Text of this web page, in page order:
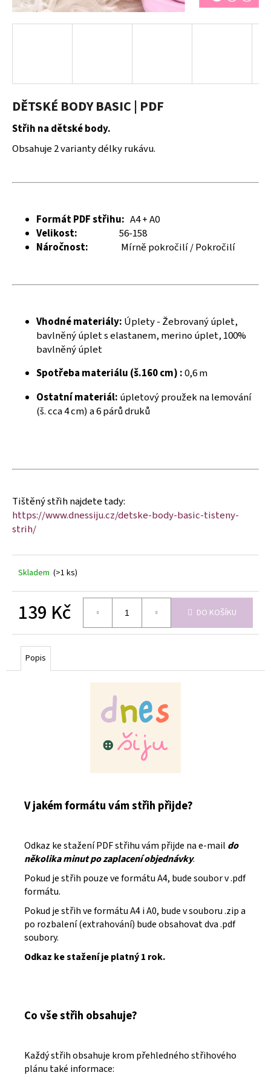
DĚTSKÉ BODY BASIC | PDF
Střih na dětské body.
Obsahuje 2 varianty délky rukávu.
Formát PDF střihu: A4 + A0
Velikost: 56-158
Náročnost: Mírně pokročilí / Pokročilí
Vhodné materiály: Úplety - Žebrovaný úplet,
bavlněný úplet s elastanem, merino úplet, 100%
bavlněný úplet
Spotřeba materiálu (š.160 cm) :0,6 m
Ostatní materiál: úpletový proužek na lemování
(š. cca 4 cm) a 6 párů druků
Tištěný střih najdete tady:
https://www.dnessiju.cz/detske-body-basic-tisteny-
strih/
Skladem (>1 ks)
139 Kč DO KOŠÍKU
Popis
V jakém formátu vám střih přijde?
Odkaz ke stažení PDF střihu vám přijde na e-mail do
několika minut po zaplacení objednávky.
Pokud je střih pouze ve formátu A4, bude soubor v .pdf
formátu.
Pokud je střih ve formátu A4 i A0, bude v souboru .zip a
po rozbalení (extrahování) bude obsahovat dva .pdf
soubory.
Odkaz ke stažení je platný 1 rok.
Co vše střih obsahuje?
Každý střih obsahuje krom přehledného střihového
plánu také informace:
a
j
?
u